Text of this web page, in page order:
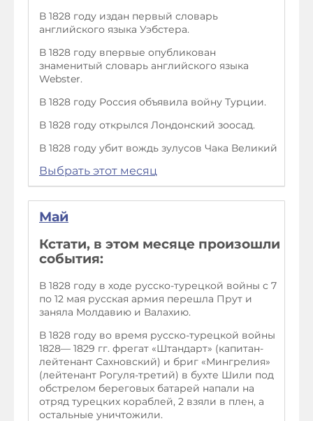
В 1828 году издан первый словарь
английского языка Уэбстера.
В 1828 году впервые опубликован
знаменитый словарь английского языка
Webster.
В 1828 году Россия объявила войну Турции.
В 1828 году открылся Лондонский зоосад.
В 1828 году убит вождь зулусов Чака Великий
Выбрать этот месяц
Май
Кстати, в этом месяце произошли
события:
В 1828 году в ходе русско-турецкой войны с 7
по 12 мая русская армия перешла Прут и
заняла Молдавию и Валахию.
В 1828 году во время русско-турецкой войны
1828–– 1829 гг. фрегат «Штандарт» (капитан-
лейтенант Сахновский) и бриг «Мингрелия»
(лейтенант Рогуля-третий) в бухте Шили под
обстрелом береговых батарей напали на
отряд турецких кораблей, 2 взяли в плен, а
остальные уничтожили.